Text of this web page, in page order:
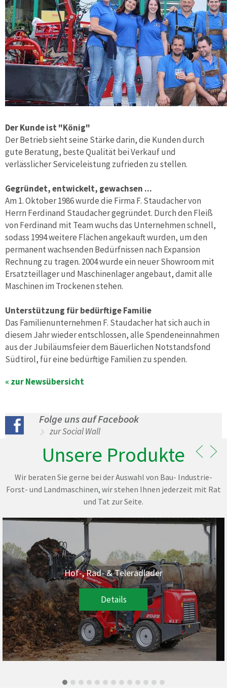
Der Kunde ist "König"
Der Betrieb sieht seine Stärke darin, die Kunden durch
gute Beratung, beste Qualität bei Verkauf und
verlässlicher Serviceleistung zufrieden zu stellen.
Gegründet, entwickelt, gewachsen ...
Am 1. Oktober 1986 wurde die Firma F. Staudacher von
Herrn Ferdinand Staudacher gegründet. Durch den Fleiß
von Ferdinand mit Team wuchs das Unternehmen schnell,
sodass 1994 weitere Flächen angekauft wurden, um den
permanent wachsenden Bedürfnissen nach Expansion
Rechnung zu tragen. 2004 wurde ein neuer Showroom mit
Ersatzteillager und Maschinenlager angebaut, damit alle
Maschinen im Trockenen stehen.
Unterstützung für bedürftige Familie
Das Familienunternehmen F. Staudacher hat sich auch in
diesem Jahr wieder entschlossen, alle Spendeneinnahmen
aus der Jubiläumsfeier dem Bäuerlichen Notstandsfond
Südtirol, für eine bedürftige Familien zu spenden.
« zur Newsübersicht
Folge uns auf Facebook
zur Social Wall
Unsere Produkte
Wir beraten Sie gerne bei der Auswahl von Bau- Industrie-
Forst- und Landmaschinen, wir stehen Ihnen jederzeit mit Rat
und Tat zur Seite.
Hof-, Rad- & Teleradlader
Details